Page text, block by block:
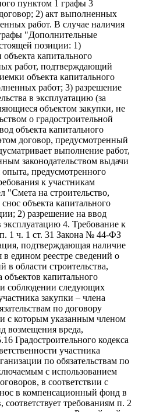
пунктом 1 графы 3
2) акт выполненных
работ. В случае наличия
"Дополнительные
позиции: 1)
капитального
работ, подтверждающий
объекта капитального
работ; 3) разрешение
в эксплуатацию (за
объектом закупки, не
о градостроительной
объекта капитального
договор, предусмотренный
выполнение работ,
законодательством выдачи
предусмотренного
к участникам
"Смета на строительство,
объекта капитального
2) разрешение на ввод
эксплуатацию 4. Требование к
1 ч. 1 ст. 31 Закона № 44-ФЗ
подтверждающая наличие
едином реестре сведений о
в области строительства,
капитального
соблюдении следующих
закупки – члена
по договору
с которым указанным членом
возмещения вреда,
Градостроительного кодекса
участника
по обязательствам по
с использованием
в соответствии с
в компенсационный фонд в
соответствует требованиям п. 2